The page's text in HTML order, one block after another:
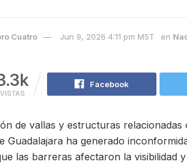
Cuatro Jun 9, 2026 4:11 pm MST en
VISTAS
Facebook
de vallas y estructuras
Guadalajara ha generado
las barreras afectaron la visibilidad